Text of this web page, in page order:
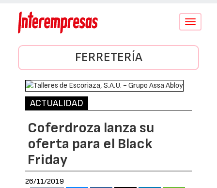
Conmutar
FERRETERÍA
ACTUALIDAD
Coferdroza lanza su
oferta para el Black
Friday
26/11/2019